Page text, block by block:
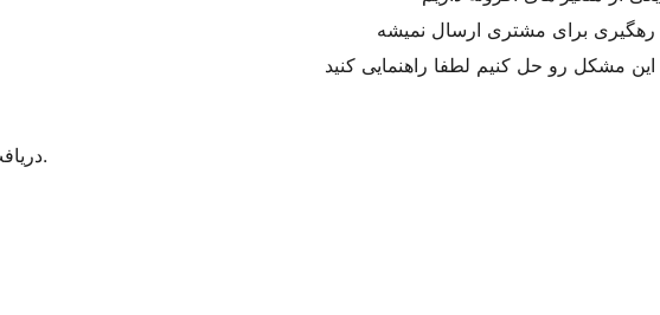
رهگیری برای مشتری ارسال نمیشه
مشکل رو حل کنیم لطفا راهنمایی کنید
سفارش {order_id} دریافت شد و هم اکنون در وضعیت تحویل پست می‌باشد.